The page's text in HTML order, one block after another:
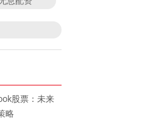
股票：未来
略